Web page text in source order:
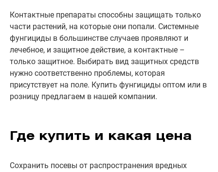
Контактные препараты способны защищать только
части растений, на которые они попали. Системные
фунгициды в большинстве случаев проявляют и
лечебное, и защитное действие, а контактные –
только защитное. Выбирать вид защитных средств
нужно соответственно проблемы, которая
присутствует на поле. Купить фунгициды оптом или в
розницу предлагаем в нашей компании.
Где купить и какая цена
Сохранить посевы от распространения вредных